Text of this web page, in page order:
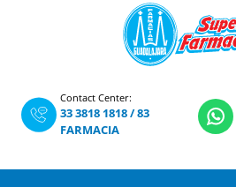
Contact Center:
33 3818 1818/83
FARMACIA